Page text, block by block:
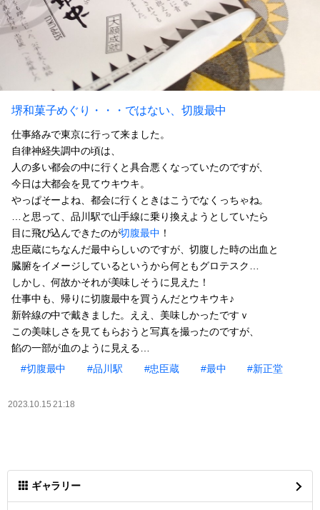
堺和菓子めぐり・・・ではない、切腹最中
仕事絡みで東京に行って来ました。
自律神経失調中の頃は、
人の多い都会の中に行くと具合悪くなっていたのですが、
今日は大都会を見てウキウキ。
やっぱそーよね、都会に行くときはこうでなくっちゃね。
…と思って、品川駅で山手線に乗り換えようとしていたら
目に飛び込んできたのが切腹最中 ！
忠臣蔵にちなんだ最中らしいのですが、切腹した時の出血と
臓腑をイメージしているというから何ともグロテスク…
しかし、何故かそれが美味しそうに見えた！
仕事中も、帰りに切腹最中を買うんだとウキウキ♪
新幹線の中で戴きました。ええ、美味しかったですｖ
この美味しさを見てもらおうと写真を撮ったのですが、
餡の一部が血のように見える…
#切腹最中
#品川駅 #忠臣蔵 #最中 #新正堂
2023.10.15 21:18
ギャラリー